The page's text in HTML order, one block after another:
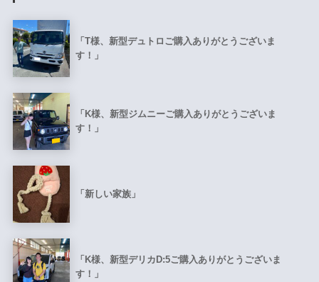
「T様、新型デュトロご購入ありがとうございま
す！」
「K様、新型ジムニーご購入ありがとうございま
す！」
「新しい家族」
「K様、新型デリカD:5ご購入ありがとうございま
す！」